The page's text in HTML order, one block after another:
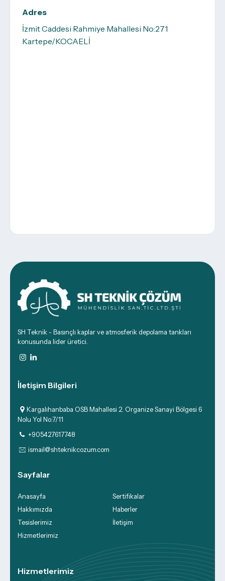
Adres
İzmit Caddesi Rahmiye Mahallesi No:271
Kartepe/KOCAELİ
SH Teknik - Basınçlı kaplar ve atmosferik depolama tankları
konusunda lider üretici.
İletişim Bilgileri
Kargalıhanbaba OSB Mahallesi 2. Organize Sanayi Bölgesi 6
Nolu Yol No:7/11
+905427617748
ismail@shteknikcozum.com
Sayfalar
Anasayfa
Hakkımızda
Tesislerimiz
Hizmetlerimiz
Sertifikalar
Haberler
İletişim
Hizmetlerimiz